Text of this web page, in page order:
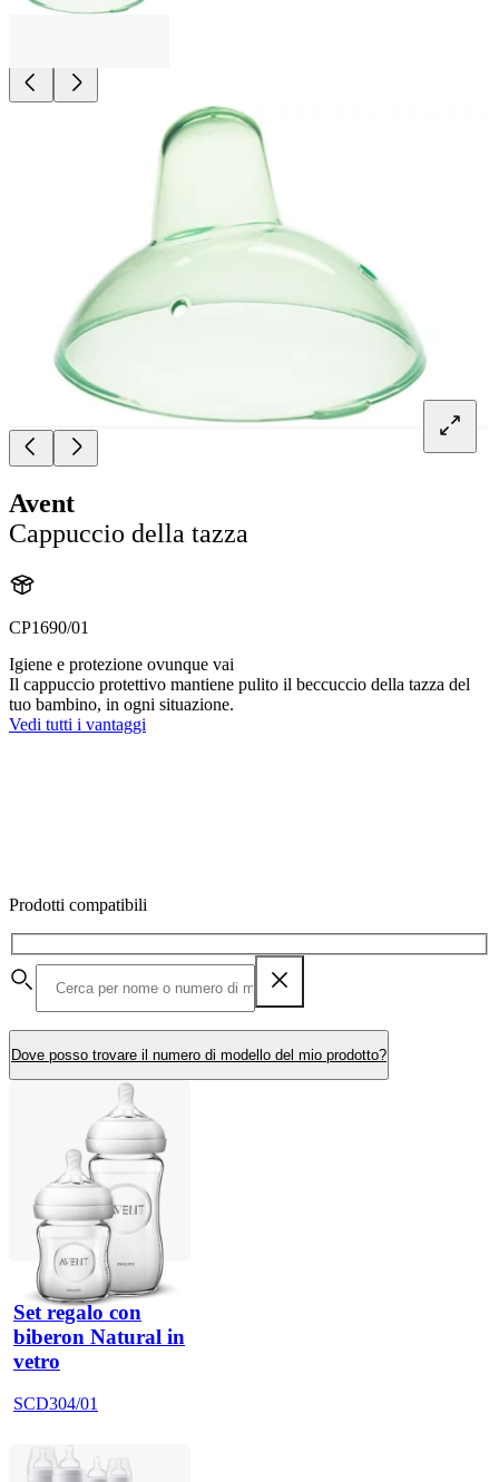
Avent
Cappuccio della tazza
CP1690/01
Igiene e protezione ovunque vai
Il cappuccio protettivo mantiene pulito il beccuccio della tazza del
tuo bambino, in ogni situazione.
Vedi tutti i vantaggi
Prodotti compatibili
Dove posso trovare il numero di modello del mio prodotto?
Set regalo con
biberon Natural in
vetro
SCD304/01